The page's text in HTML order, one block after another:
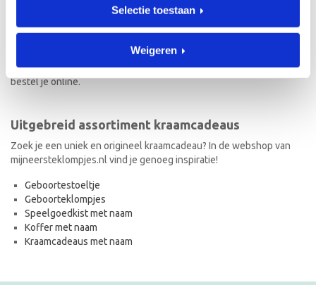
Selectie toestaan
Weigeren
Naast geboorteklompjes vind je op mijneersteklompjes.nl de meest
originele kraamcadeaus met naam. Van geboortestoeltjes en
met naam wordt met de hand geschilderd en is dus uniek! Ook de
kraamcadeaus met naam en in de stijl van het geboortekaartje
bestel je online.
Uitgebreid assortiment kraamcadeaus
Zoek je een uniek en origineel kraamcadeau? In de webshop van
mijneersteklompjes.nl vind je genoeg inspiratie!
Geboortestoeltje
Geboorteklompjes
Speelgoedkist met naam
Koffer met naam
Kraamcadeaus met naam